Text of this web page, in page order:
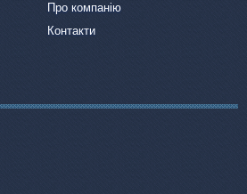
Про компанію
Контакти